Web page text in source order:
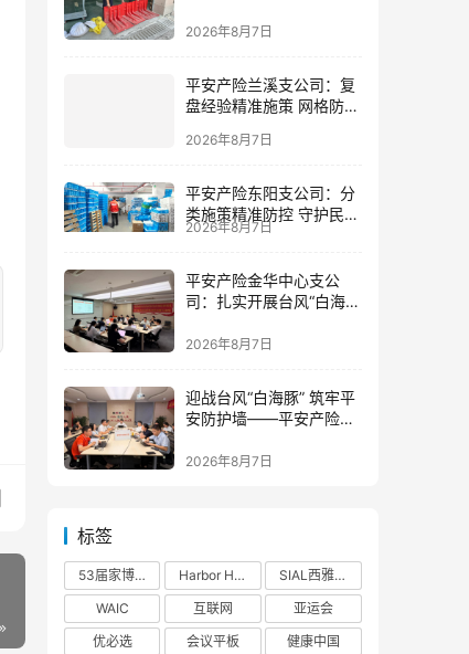
2026年8月7日
平安产险兰溪支公司：复
盘经验精准施策 网格防控
2026年8月7日
平安产险东阳支公司：分
类施策精准防控 守护民生
民企安全
2026年8月7日
平安产险金华中心支公
司：扎实开展台风“白海
2026年8月7日
迎战台风“白海豚” 筑牢平
安防护墙——平安产险金
风防御工作
2026年8月7日
标签
53届家博会 Harbor House
SIAL西雅展
WAIC
互联网
亚运会
优必选
会议平板
健康中国